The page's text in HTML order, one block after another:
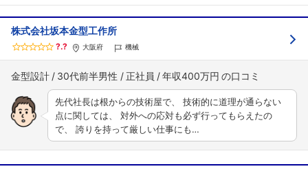
株式会社坂本金型工作所
?.? 大阪府 機械
金型設計 30代前半男性 正社員 年収400万円
先代社長は根からの技術屋で、 技術的に道理が通らない
点に関しては、 対外への応対も必ず行ってもらえたの
で、 誇りを持って厳しい仕事にも…